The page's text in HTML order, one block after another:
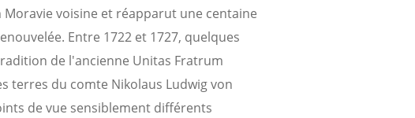
voisine et réapparut une centaine
Entre 1722 et 1727, quelques
de l'ancienne Unitas Fratrum
terres du comte Nikolaus Ludwig von
de vue sensiblement différents